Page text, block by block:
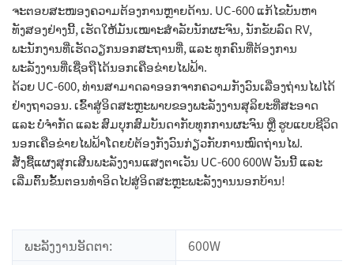
ຈະຕອບສະໜອງຄວາມຕ້ອງການຫຼາຍດ້ານ. UC-600 ແກ້ໄຂບັນຫາ
ທັງສອງຢ່າງນີ້, ເຮັດໃຫ້ມັນເໝາະສຳລັບນັກຜະຈົນ, ນັກຂັບລົດ RV,
ພະນັກງານທີ່ເຮັດວຽກນອກສະຖານທີ່, ແລະ ທຸກຄົນທີ່ຕ້ອງການ
ພະລັງງານທີ່ເຊື່ອຖືໄດ້ນອກເຄືອຂ່າຍໄຟຟ້າ.
ດ້ວຍ UC-600, ທ່ານສາມາດລາອອກຈາກຄວາມກັງວົນເລື່ອງຖ່ານໄຟໄດ້
ຢ່າງຖາວອນ. ເຂົ້າສູ່ອິດສະຫຼະພາບຂອງພະລັງງານສຸລິຍະທີ່ສະອາດ
ແລະ ບໍ່ຈຳກັດ ແລະ ສົມບຸກສົມບັນດາກັບທຸກການຜະຈົນ ຫຼື ຮູບແບບຊີວິດ
ນອກເຄືອຂ່າຍໄຟຟ້າໂດຍບໍ່ຕ້ອງກັງວົນກ່ຽວກັບການໝົດຖ່ານໄຟ.
ສັ່ງຊື້ແຜງສຸກເສີນພະລັງງານແສງຕາເວັນ UC-600 600W ວັນນີ້ ແລະ
ເລີ່ມຕົ້ນຂັ້ນຕອນທຳອິດໄປສູ່ອິດສະຫຼະພະລັງງານນອກບ້ານ!
ພະລັງງານອັດຕາ:
600W